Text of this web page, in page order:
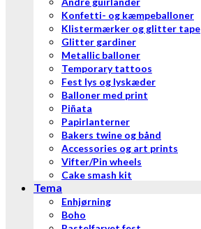
Konfetti- og kæmpeballoner
Klistermærker og glitter tape
Glitter gardiner
Metallic balloner
Temporary tattoos
Fest lys og lyskæder
Balloner med print
Piñata
Papirlanterner
Bakers twine og bånd
Accessories og art prints
Vifter/Pin wheels
Cake smash kit
Tema
Enhjørning
Boho